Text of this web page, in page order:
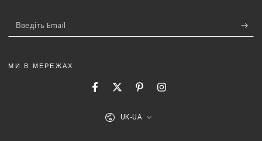
Текст відгуку (не менш 50 символів)
Введіть
Email
МИ В МЕРЕЖАХ
FacebookTwitterPinterestInstagram
UK-UA